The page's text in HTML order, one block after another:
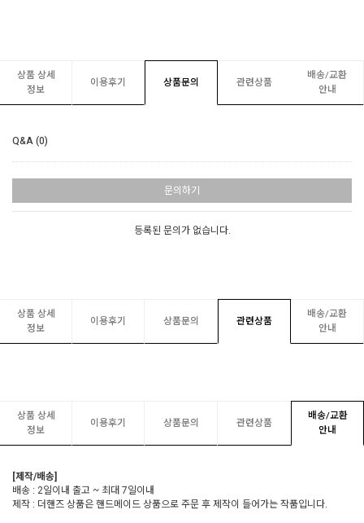
상품 상세
정보
이용후기 상품문의 관련상품
배송/교환
안내
Q&A (0)
문의하기
등록된 문의가 없습니다.
상품 상세
정보
이용후기 상품문의 관련상품
배송/교환
안내
상품 상세
정보
이용후기 상품문의 관련상품
배송/교환
안내
[제작/배송]
배송 : 2일이내 출고 ~ 최대 7일이내
제작 : 더핸즈 상품은 핸드메이드 상품으로 주문 후 제작이 들어가는 작품입니다.